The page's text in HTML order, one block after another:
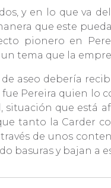
y en lo que va
que este
pionero en
tema que la
aseo debería
Pereira quien
situación que
tanto la Carder
de unos
basuras y bajan a